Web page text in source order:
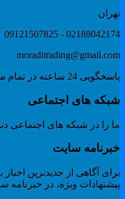
02188042174 -
24 ساعته در تمام ساعات روز
های اجتماعی
را در شبکه های اجتماعی
سایت
آگاهی از جدیدترین اخبار
ویژه، در خبرنامه